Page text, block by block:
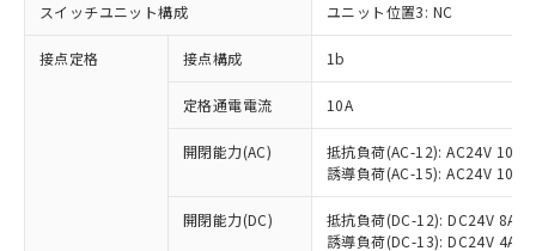
スイッチユニット構成 ユニット位置3: NC
接点定格 接点構成 1b
定格通電電流 10A
開閉能力(AC)
抵抗負荷(AC-12): AC24V 10A/
誘導負荷(AC-15): AC24V
開閉能力(DC)
抵抗負荷(DC-12): DC24V 8A/
誘導負荷(DC-13): DC24V 4A/
ご利用条件
対応済み：EU RoHS指令（10物質）の
非含有に対応した製品が提供可能な商品で
対応予定：EU RoHS指令（10物質）の非含
有に対応した製品に切り替える予定のある